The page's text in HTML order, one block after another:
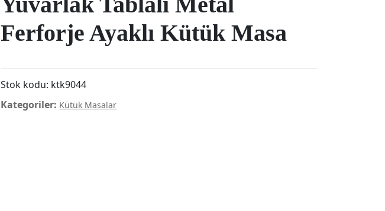
Ferforje Ayaklı Kütük Masa
Stok kodu: ktk9044
Kategoriler: Kütük Masalar